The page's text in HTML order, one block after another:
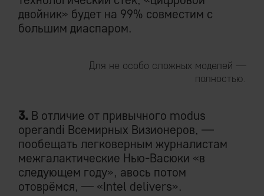
двойник» будет на 99% совместим с
большим диаспаром.
Для не особо сложных моделей —
полностью.
3. В отличие от привычного modus
operandi Всемирных Визионеров, —
пообещать легковерным журналистам
межгалактические Нью-Васюки «в
следующем году», авось потом
отоврёмся, — «Intel delivers».